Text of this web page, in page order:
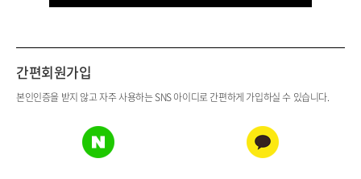
간편회원가입
본인인증을 받지 않고 자주 사용하는 SNS 아이디로 간편하게 가입하실 수 있습니다.